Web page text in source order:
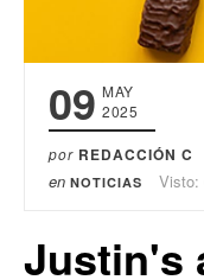
09 MAY
2025
por REDACCIÓN C
en NOTICIAS Visto:
Justin's